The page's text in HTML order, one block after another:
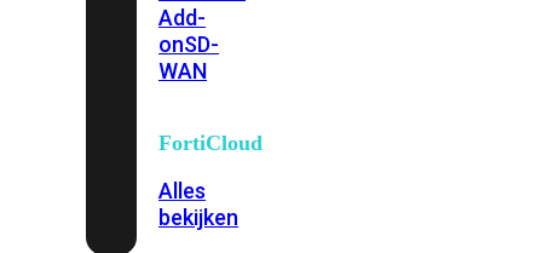
Add-
onSD-
WAN
FortiCloud
Alles
bekijken